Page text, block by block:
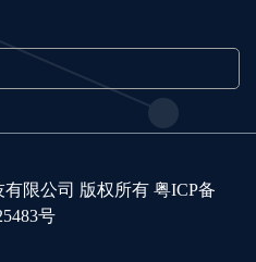
限公司 版权所有 粤ICP备
号